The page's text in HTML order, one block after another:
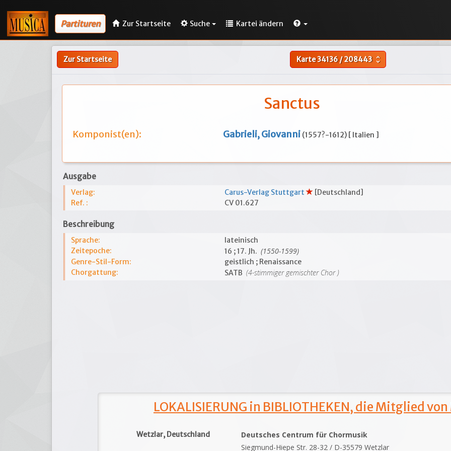
Partituren Zur Startseite Suche Kartei ändern
Zur Startseite Karte34136/208443 unfold_more
Sanctus
Komponist(en): Gabrieli, Giovanni (1557?-1612) [ Italien ]
Ausgabe
Verlag: Carus-Verlag Stuttgart
[Deutschland]
Ref. :
CV 01.627
Beschreibung
Sprache:
lateinisch
Zeitepoche:
16 ; 17. Jh. (1550-1599)
Genre-Stil-Form:
geistlich ; Renaissance
Chorgattung:
SATB (4-stimmiger gemischter Chor )
LOKALISIERUNG in BIBLIOTHEKEN, die Mitglied von
Wetzlar, Deutschland
Deutsches Centrum für Chormusik
Siegmund-Hiepe Str. 28-32 / D-35579 Wetzlar